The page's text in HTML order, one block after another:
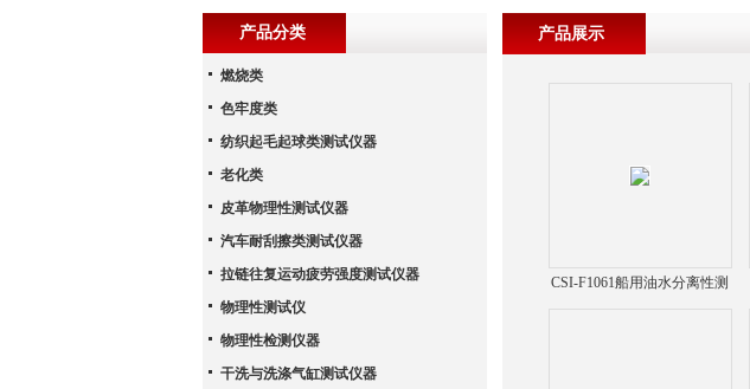
产品展示
CSI-F1061船用油水分离性测
产品分类
燃烧类
色牢度类
纺织起毛起球类测试仪器
老化类
皮革物理性测试仪器
汽车耐刮擦类测试仪器
拉链往复运动疲劳强度测试仪器
物理性测试仪
物理性检测仪器
干洗与洗涤气缸测试仪器